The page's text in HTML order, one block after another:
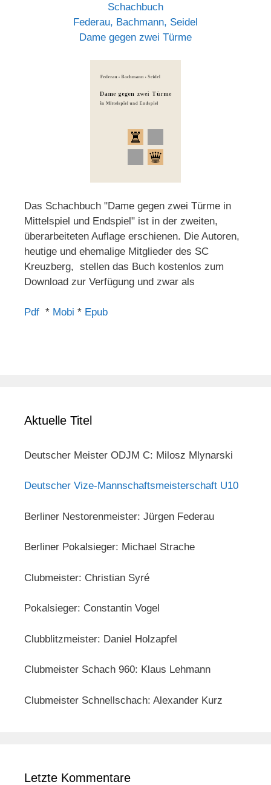
Schachbuch
Federau, Bachmann, Seidel
Dame gegen zwei Türme
Das Schachbuch "Dame gegen zwei Türme in
Mittelspiel und Endspiel" ist in der zweiten,
überarbeiteten Auflage erschienen. Die Autoren,
heutige und ehemalige Mitglieder des SC
Kreuzberg, stellen das Buch kostenlos zum
Download zur Verfügung und zwar als
Pdf * Mobi * Epub
Aktuelle Titel
Deutscher Meister ODJM C: Milosz Mlynarski
Deutscher Vize-Mannschaftsmeisterschaft U10
Berliner Nestorenmeister: Jürgen Federau
Berliner Pokalsieger: Michael Strache
Clubmeister: Christian Syré
Pokalsieger: Constantin Vogel
Clubblitzmeister: Daniel Holzapfel
Clubmeister Schach 960: Klaus Lehmann
Clubmeister Schnellschach: Alexander Kurz
Letzte Kommentare